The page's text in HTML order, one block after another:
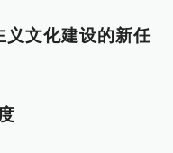
义文化建设的新任